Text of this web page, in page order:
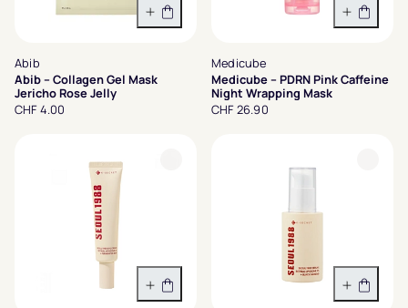
In den Warenkorb
Abib
Abib – Collagen Gel Mask
Jericho Rose Jelly
CHF 4.00
In den
Medicube
Medicube – PDRN Pink Caffeine
Night Wrapping Mask
CHF 26.90
In den Warenkorb In den